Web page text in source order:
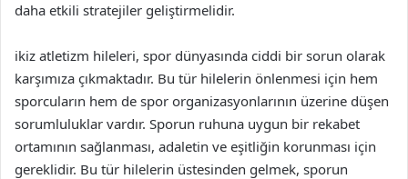
daha etkili stratejiler geliştirmelidir.
ikiz atletizm hileleri, spor dünyasında ciddi bir sorun olarak
karşımıza çıkmaktadır. Bu tür hilelerin önlenmesi için hem
sporcuların hem de spor organizasyonlarının üzerine düşen
sorumluluklar vardır. Sporun ruhuna uygun bir rekabet
ortamının sağlanması, adaletin ve eşitliğin korunması için
gereklidir. Bu tür hilelerin üstesinden gelmek, sporun